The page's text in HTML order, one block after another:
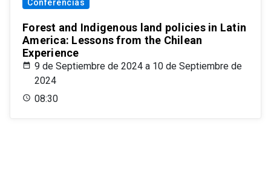
Conferencias
Forest and Indigenous land policies in Latin
America: Lessons from the Chilean
Experience
9 de Septiembre de 2024 a 10 de Septiembre de
2024
08:30